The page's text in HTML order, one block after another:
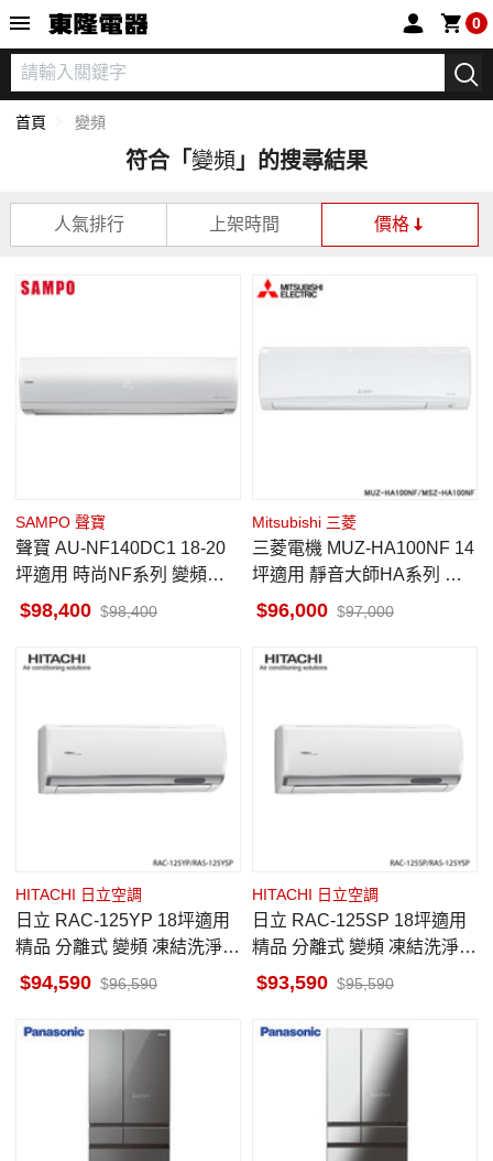
0
首頁 變頻
符合「 變頻 」的搜尋結果
人氣排行 上架時間 價格
SAMPO 聲寶
聲寶 AU-NF140DC1 18-20
坪適用 時尚NF系列 變頻冷
暖 空調 AM-NF140DC1
98,400 98,400
Mitsubishi 三菱
三菱電機 MUZ-HA100NF 14
坪適用 靜音大師HA系列 冷
暖 空調 MSZ-HA100NF
96,000 97,000
HITACHI 日立空調
日立 RAC-125YP 18坪適用
精品 分離式 變頻 凍結洗淨
冷暖冷氣 RAS-125YSP
94,590 96,590
HITACHI 日立空調
日立 RAC-125SP 18坪適用
精品 分離式 變頻 凍結洗淨
冷專冷氣 RAS-125YSP
93,590 95,590